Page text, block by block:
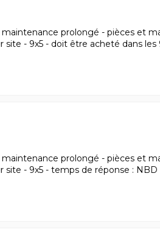
prolongé - pièces et
site - 9x5 - doit être acheté dans
prolongé - pièces et
site - 9x5 - temps de réponse :